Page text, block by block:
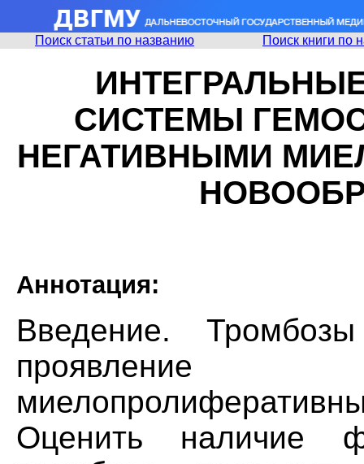
Поиск статьи по названию Поиск книги по
СИСТЕМЫ
НЕГАТИВНЫМИ
Аннотация:
Введение.
проявление
Оценить наличие